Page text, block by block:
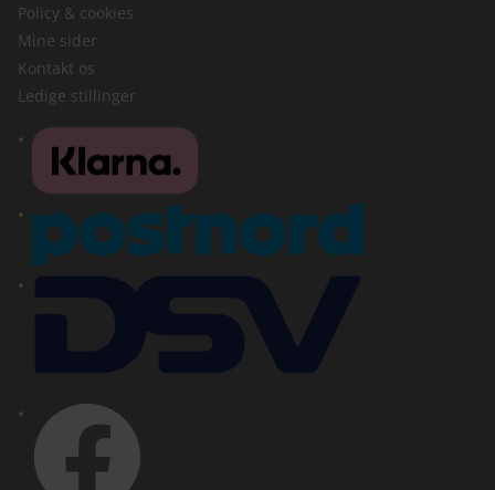
Policy & cookies
Mine sider
Kontakt os
Ledige stillinger